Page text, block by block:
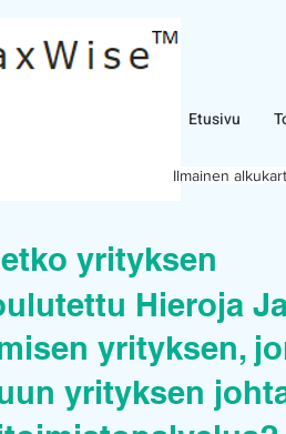
Etusivu
Ilmainen
yrityksen
yrityksen,
yrityksen
Hieroja